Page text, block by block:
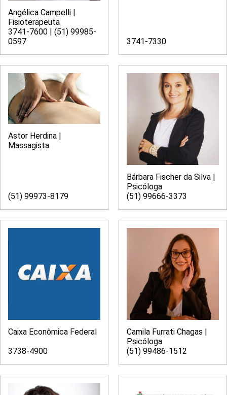
Angélica Campelli |
Fisioterapeuta
3741-7600 | (51) 99985-
0597
3741-7330
Astor Herdina |
Massagista
(51) 99973-8179
Bárbara Fischer da Silva |
Psicóloga
(51) 99666-3373
Caixa Econômica Federal
3738-4900
Camila Furrati Chagas |
Psicóloga
(51) 99486-1512